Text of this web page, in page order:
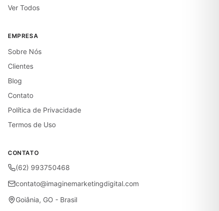
Ver Todos
EMPRESA
Sobre Nós
Clientes
Blog
Contato
Política de Privacidade
Termos de Uso
CONTATO
(62) 993750468
contato@imaginemarketingdigital.com
Goiânia, GO - Brasil